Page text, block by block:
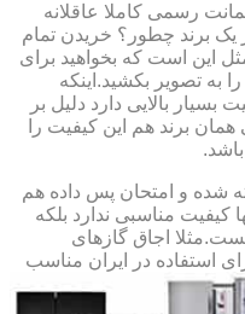
رسمی کاملا عاقلانه
یک برند چطور؟ خریدن تمام
این است که بخواهید برای
به تصویر بکشید.اینکه
بالایی دارد دلیل بر
برند هم این کیفیت را
شده و امتحان پس داده هم
کیفیت مناسبی ندارد بلکه
اجاق گازهای
استفاده در ایران مناسب